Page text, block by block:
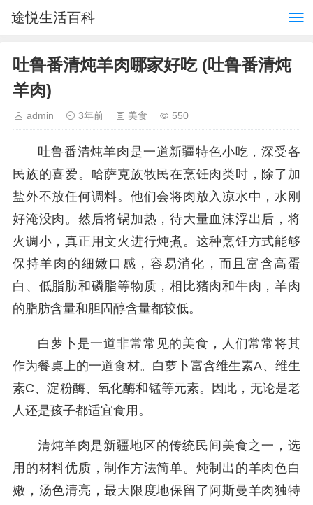
途悦生活百科
吐鲁番清炖羊肉哪家好吃 (吐鲁番清炖
羊肉)
admin 3年前 美食 550
吐鲁番清炖羊肉是一道新疆特色小吃，深受各
民族的喜爱。哈萨克族牧民在烹饪肉类时，除了加
盐外不放任何调料。他们会将肉放入凉水中，水刚
好淹没肉。然后将锅加热，待大量血沫浮出后，将
火调小，真正用文火进行炖煮。这种烹饪方式能够
保持羊肉的细嫩口感，容易消化，而且富含高蛋
白、低脂肪和磷脂等物质，相比猪肉和牛肉，羊肉
的脂肪含量和胆固醇含量都较低。
白萝卜是一道非常常见的美食，人们常常将其
作为餐桌上的一道食材。白萝卜富含维生素A、维生
素C、淀粉酶、氧化酶和锰等元素。因此，无论是老
人还是孩子都适宜食用。
清炖羊肉是新疆地区的传统民间美食之一，选
用的材料优质，制作方法简单。炖制出的羊肉色白
嫩，汤色清亮，最大限度地保留了阿斯曼羊肉独特